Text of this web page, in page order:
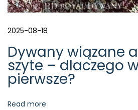
m
a
z
y
n
o
w
y
c
2025-08-18
Dywany wiązane
szyte – dlaczego
pierwsze?
Read more